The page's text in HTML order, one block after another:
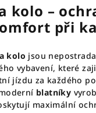
a
c
í
p
r
v
k
y
á
n
í
kolo –
při
kolo jsou
vybavení, které
jízdu za každého
blatníky
maximální